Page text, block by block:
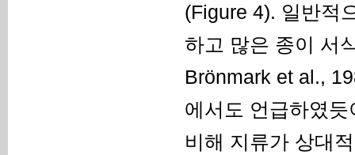
(Figure 4). 일반적
하고 많은 종이 서
Brönmark et al.,
에서도 언급하였
비해 지류가 상대